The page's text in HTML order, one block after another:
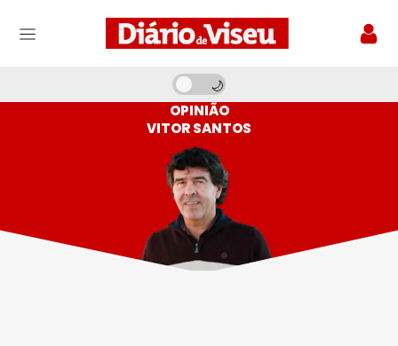
OPINIÃO
VITOR SANTOS